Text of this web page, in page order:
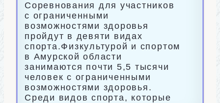
Соревнования для участников
с ограниченными
возможностями здоровья
пройдут в девяти видах
спорта.Физкультурой и спортом
в Амурской области
занимаются почти 5,5 тысячи
человек с ограниченными
возможностями здоровья.
Среди видов спорта, которые